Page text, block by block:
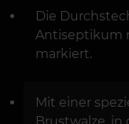
Die
Antiseptikum
markiert.
Mit einer
Brustwalze,